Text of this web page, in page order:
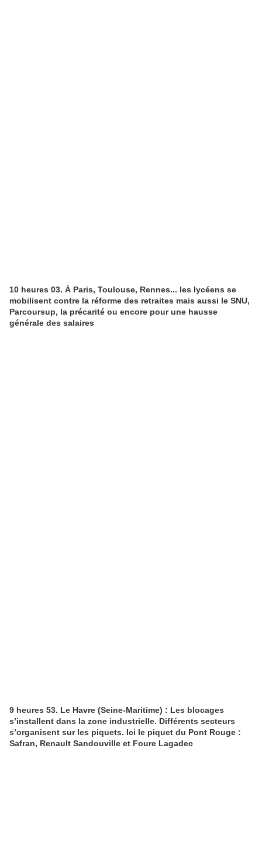
10 heures 03. À Paris, Toulouse, Rennes... les lycéens se
mobilisent contre la réforme des retraites mais aussi le SNU,
Parcoursup, la précarité ou encore pour une hausse
générale des salaires
9 heures 53. Le Havre (Seine-Maritime) : Les blocages
s’installent dans la zone industrielle. Différents secteurs
s’organisent sur les piquets. Ici le piquet du Pont Rouge :
Safran, Renault Sandouville et Foure Lagadec